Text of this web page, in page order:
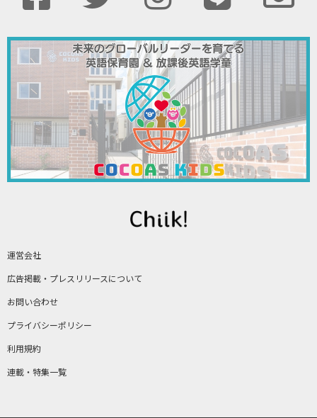
運営会社
広告掲載・プレスリリースについて
お問い合わせ
プライバシーポリシー
利用規約
連載・特集一覧